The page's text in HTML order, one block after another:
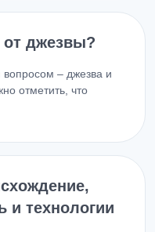
от джезвы?
– джезва и
отметить, что
и технологии